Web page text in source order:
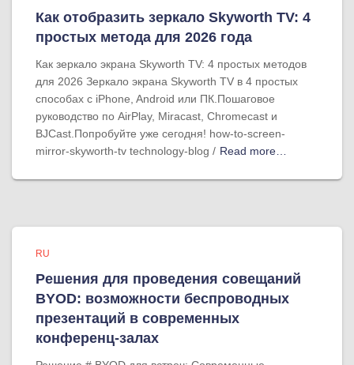
Как отобразить зеркало Skyworth TV: 4
простых метода для 2026 года
Как зеркало экрана Skyworth TV: 4 простых методов
для 2026 Зеркало экрана Skyworth TV в 4 простых
способах с iPhone, Android или ПК.Пошаговое
руководство по AirPlay, Miracast, Chromecast и
BJCast.Попробуйте уже сегодня! how-to-screen-
mirror-skyworth-tv technology-blog / Read more…
RU
Решения для проведения совещаний
BYOD: возможности беспроводных
презентаций в современных
конференц-залах